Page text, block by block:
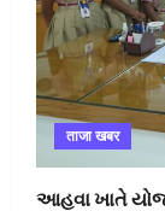
ताजा खबर
આહવા ખાતે